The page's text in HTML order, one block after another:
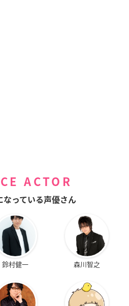
ACTOR
なっている声優さん
鈴村健一 森川智之